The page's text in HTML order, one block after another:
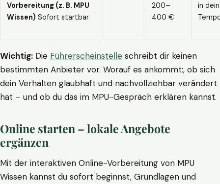
Vorbereitung (z. B. MPU
Wissen) Sofort startbar
200–
400 €
in
Wichtig: Die Führerscheinstelle schreibt dir keinen
bestimmten Anbieter vor. Worauf es ankommt:, ob sich
dein Verhalten glaubhaft und nachvollziehbar verändert
hat – und ob du das im MPU-Gespräch erklären kannst.
Online starten – lokale Angebote
ergänzen
Mit der interaktiven Online-Vorbereitung von MPU
Wissen kannst du sofort beginnst, Grundlagen und